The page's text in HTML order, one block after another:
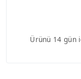
Ürünü 14 gün